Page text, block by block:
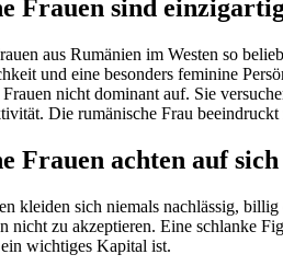
Frauen sind
aus Rumänien im Westen so
und eine besonders feminine
Frauen nicht dominant auf. Sie
Die rumänische Frau
Frauen achten auf sich
kleiden sich niemals nachlässig,
nicht zu akzeptieren. Eine schlanke
wichtiges Kapital ist.